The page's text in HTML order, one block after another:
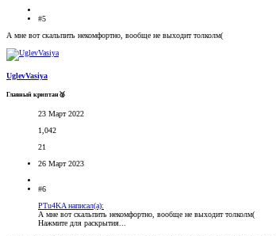
#5
А мне вот скальпить некомфортно, вообще не выходит толколм(
UglevVasiya
Главный криптан🥈
23 Март 2022
1,042
21
26 Март 2023
#6
PTu4KA написал(а):
А мне вот скальпить некомфортно, вообще не выходит толколм(
Нажмите для раскрытия...